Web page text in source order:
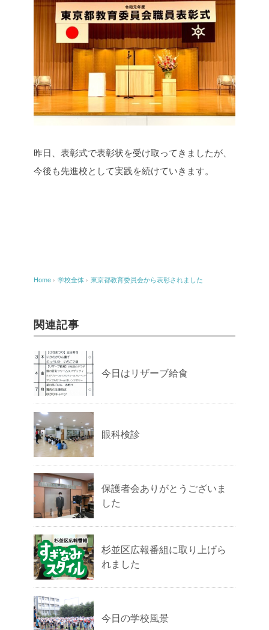
昨日、表彰式で表彰状を受け取ってきましたが、
今後も先進校として実践を続けていきます。
Home › 学校全体 › 東京都教育委員会から表彰されました
関連記事
今日はリザーブ給食
眼科検診
保護者会ありがとうございま
した
杉並区広報番組に取り上げら
れました
今日の学校風景